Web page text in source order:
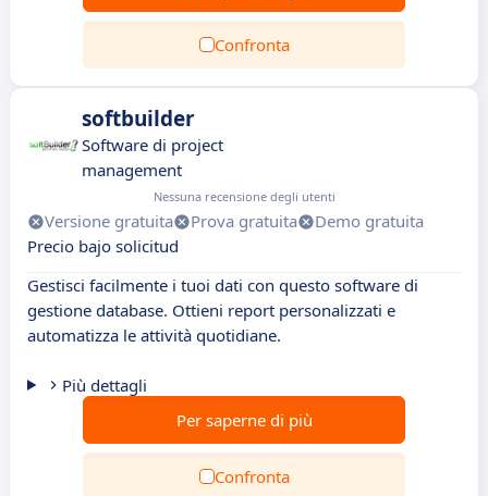
Confronta
softbuilder
Software di project
management
Nessuna recensione degli utenti
Versione gratuita Prova gratuita
Demo gratuita
Precio bajo solicitud
Gestisci facilmente i tuoi dati con questo software di
gestione database. Ottieni report personalizzati e
automatizza le attività quotidiane.
Più dettagli
Per saperne di più
Confronta